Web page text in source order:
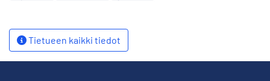
Tietueen kaikki tiedot